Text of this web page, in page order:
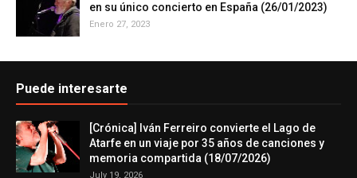
en su único concierto en España (26/01/2023)
Enero 27, 2023
Puede interesarte
[Crónica] Iván Ferreiro convierte el Lago de
Atarfe en un viaje por 35 años de canciones y
memoria compartida (18/07/2026)
July 19, 2026